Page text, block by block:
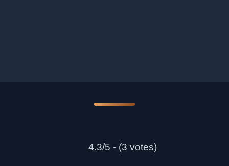
4.3/5 - (3 votes)